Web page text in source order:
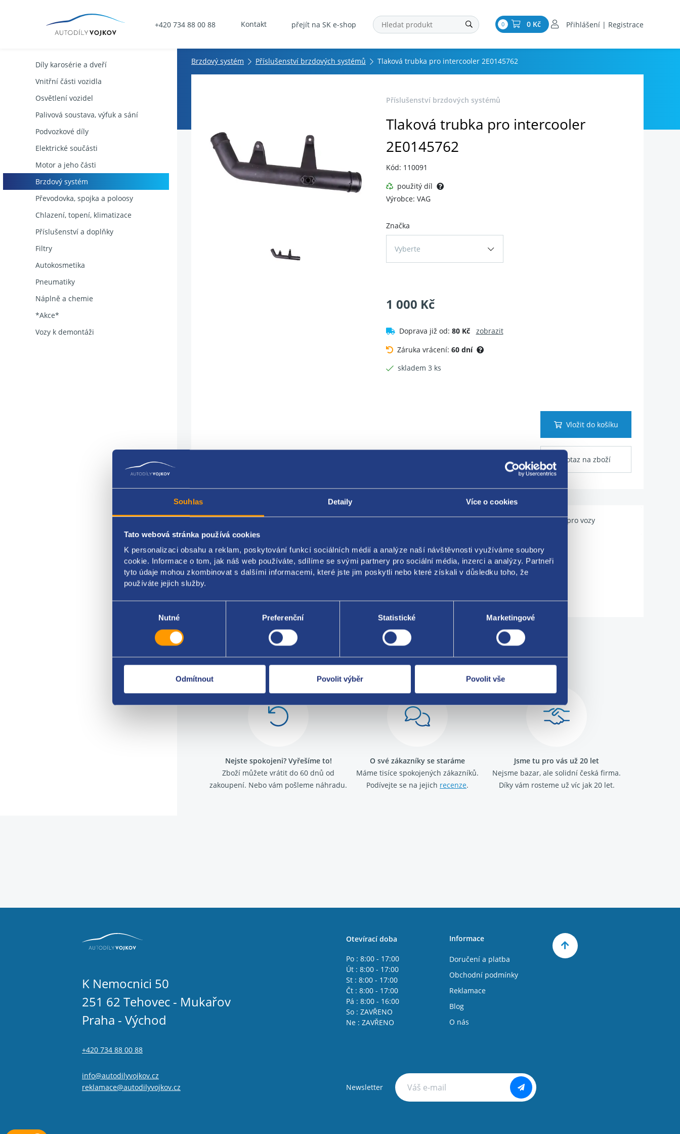
Souhlas Detaily Více o cookies
Tato webová stránka používá cookies
K personalizaci obsahu a reklam, poskytování funkcí sociálních médií a analýze naší návštěvnosti využíváme soubory
cookie. Informace o tom, jak náš web používáte, sdílíme se svými partnery pro sociální média, inzerci a analýzy. Partneři
tyto údaje mohou zkombinovat s dalšími informacemi, které jste jim poskytli nebo které získali v důsledku toho, že
používáte jejich služby.
Nutné Preferenční Statistické Marketingové
Odmítnout Povolit výběr Povolit vše
+420 734 88 00 88 Kontakt přejít na SK e-shop 0 0 Kč Přihlášení | Registrace
Díly karosérie a dveří
Vnitřní části vozidla
Osvětlení vozidel
Palivová soustava, výfuk a sání
Podvozkové díly
Elektrické součásti
Motor a jeho části
Brzdový systém
Převodovka, spojka a poloosy
Chlazení, topení, klimatizace
Příslušenství a doplňky
Filtry
Autokosmetika
Pneumatiky
Náplně a chemie
*Akce*
Vozy k demontáži
Brzdový systém Příslušenství brzdových systémů Tlaková trubka pro intercooler 2E0145762
Příslušenství brzdových systémů
Tlaková trubka pro intercooler
2E0145762
Kód: 110091
použitý díl
Výrobce: VAG
Značka
Vyberte
1 000 Kč
Doprava již od: 80 Kč
zobrazit
Záruka vrácení: 60 dní
skladem 3 ks
Vložit do košíku
Dotaz na zboží
Popis produktu Kódy produktu Použitelné pro vozy
tlaková trubka pro intercooler
Za kvalitu ručíme!
Nejste spokojeni? Vyřešíme to!
Zboží můžete vrátit do 60 dnů od
zakoupení. Nebo vám pošleme náhradu.
O své zákazníky se staráme
Máme tisíce spokojených zákazníků.
Podívejte se na jejich recenze.
Jsme tu pro vás už 20 let
Nejsme bazar, ale solidní česká firma.
Díky vám rosteme už víc jak 20 let.
K Nemocnici 50
251 62 Tehovec - Mukařov
Praha - Východ
+420 734 88 00 88
info@autodilyvojkov.cz
reklamace@autodilyvojkov.cz
Otevírací doba
Po : 8:00 - 17:00
Út : 8:00 - 17:00
St : 8:00 - 17:00
Čt : 8:00 - 17:00
Pá : 8:00 - 16:00
So : ZAVŘENO
Ne : ZAVŘENO
Informace
Doručení a platba
Obchodní podmínky
Reklamace
Blog
O nás
Newsletter